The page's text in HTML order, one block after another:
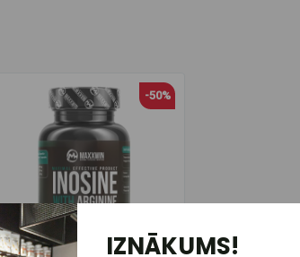
-50%
IZNĀKUMS!